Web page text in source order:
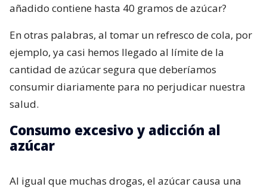
añadido contiene hasta 40 gramos de azúcar?
En otras palabras, al tomar un refresco de cola, por
ejemplo, ya casi hemos llegado al límite de la
cantidad de azúcar segura que deberíamos
consumir diariamente para no perjudicar nuestra
salud.
Consumo excesivo y adicción al
azúcar
Al igual que muchas drogas, el azúcar causa una